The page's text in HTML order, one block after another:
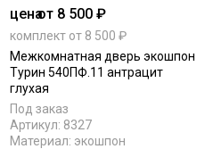
ценаот 8 500 ₽
комплект от 8 500 ₽
Межкомнатная дверь экошпон
Турин 540ПФ.11 антрацит
глухая
Под заказ
Артикул: 8327
Материал: экошпон